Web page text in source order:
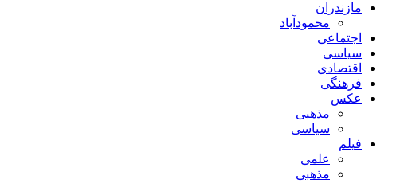
مازندران
محمودآباد
اجتماعی
سیاسی
اقتصادی
فرهنگی
عکس
مذهبی
سیاسی
فیلم
علمی
مذهبی